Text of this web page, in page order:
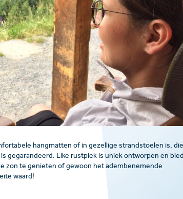
hangmatten of in gezellige strandstoelen is, die
gegarandeerd. Elke rustplek is uniek ontworpen en
zon te genieten of gewoon het adembenemende
waard!